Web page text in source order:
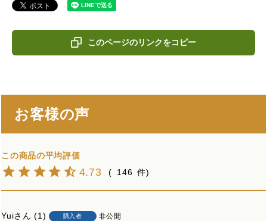
このページのリンクをコピー
お客様の声
4.73 146
Yui 1 購入者
非公開